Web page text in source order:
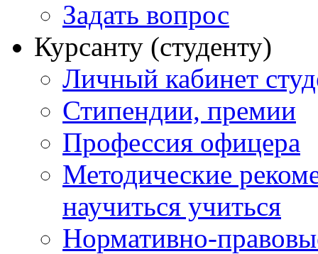
Задать вопрос
Курсанту (студенту)
Личный кабинет
Стипендии, премии
Профессия офицера
Методические
научиться учиться
Нормативно-